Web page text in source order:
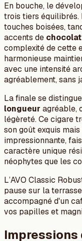
En bouche, le
trois tiers équilibrés.
touches boisées,
accents de chocolat
complexité de cette
harmonieuse
avec une intensité
agréablement, sans
La finale se
longueur agréable,
légèreté. Ce cigare
son goût exquis
impressionnante,
caractère unique
néophytes que les
L’AVO Classic
pause sur la
accompagné d'un
vos papilles et
Impressions